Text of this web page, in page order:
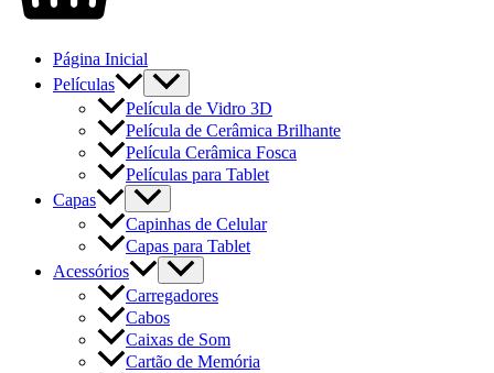
Página Inicial
Películas
Película de Vidro 3D
Película de Cerâmica Brilhante
Película Cerâmica Fosca
Películas para Tablet
Capas
Capinhas de Celular
Capas para Tablet
Acessórios
Carregadores
Cabos
Caixas de Som
Cartão de Memória